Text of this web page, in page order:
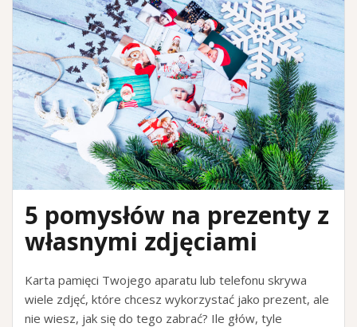
5 pomysłów na prezenty z
własnymi zdjęciami
Karta pamięci Twojego aparatu lub telefonu skrywa
wiele zdjęć, które chcesz wykorzystać jako prezent, ale
nie wiesz, jak się do tego zabrać? Ile głów, tyle